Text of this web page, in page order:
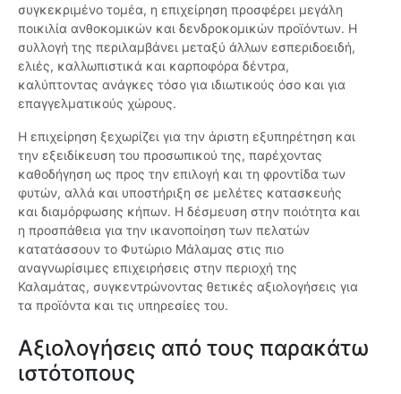
συγκεκριμένο τομέα, η επιχείρηση προσφέρει μεγάλη
ποικιλία ανθοκομικών και δενδροκομικών προϊόντων. Η
συλλογή της περιλαμβάνει μεταξύ άλλων εσπεριδοειδή,
ελιές, καλλωπιστικά και καρποφόρα δέντρα,
καλύπτοντας ανάγκες τόσο για ιδιωτικούς όσο και για
επαγγελματικούς χώρους.
Η επιχείρηση ξεχωρίζει για την άριστη εξυπηρέτηση και
την εξειδίκευση του προσωπικού της, παρέχοντας
καθοδήγηση ως προς την επιλογή και τη φροντίδα των
φυτών, αλλά και υποστήριξη σε μελέτες κατασκευής
και διαμόρφωσης κήπων. Η δέσμευση στην ποιότητα και
η προσπάθεια για την ικανοποίηση των πελατών
κατατάσσουν το Φυτώριο Μάλαμας στις πιο
αναγνωρίσιμες επιχειρήσεις στην περιοχή της
Καλαμάτας, συγκεντρώνοντας θετικές αξιολογήσεις για
τα προϊόντα και τις υπηρεσίες του.
Αξιολογήσεις από τους παρακάτω
ιστότοπους